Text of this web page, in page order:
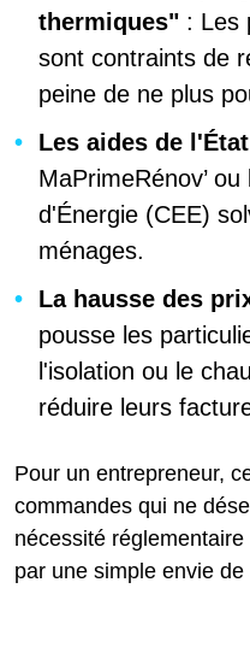
thermiques" : Les
sont contraints de
peine de ne plus
Les aides de l'État
MaPrimeRénov’
d'Énergie (CEE)
ménages.
La hausse des
pousse les
l'isolation ou le
réduire leurs
Pour un entrepreneur,
commandes qui ne
nécessité
par une simple envie de